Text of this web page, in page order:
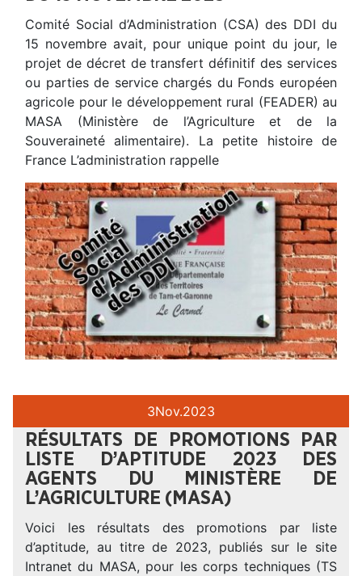
Comité Social d’Administration (CSA) des DDI du
15 novembre avait, pour unique point du jour, le
projet de décret de transfert définitif des services
ou parties de service chargés du Fonds européen
agricole pour le développement rural (FEADER) au
MASA (Ministère de l’Agriculture et de la
Souveraineté alimentaire). La petite histoire de
France L’administration rappelle
3Nov.2023
RÉSULTATS DE PROMOTIONS PAR
LISTE D’APTITUDE 2023 DES
AGENTS DU MINISTÈRE DE
L’AGRICULTURE (MASA)
Voici les résultats des promotions par liste
d’aptitude, au titre de 2023, publiés sur le site
Intranet du MASA, pour les corps techniques (TS